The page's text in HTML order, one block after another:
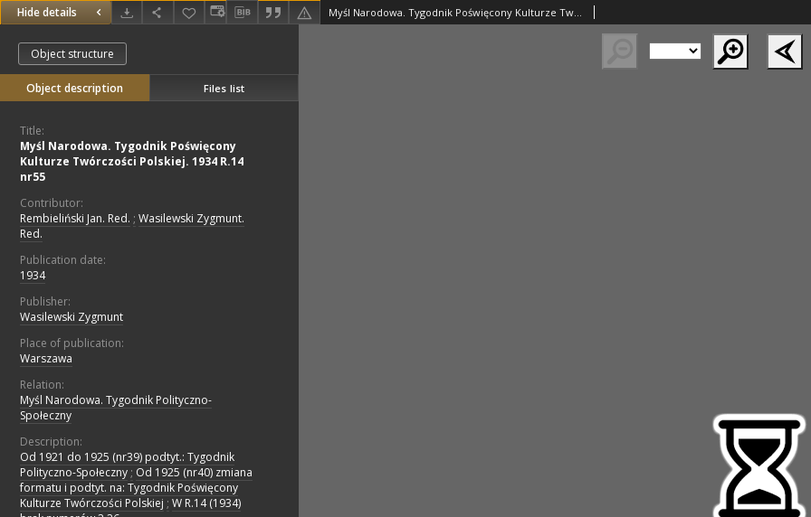
Hide details Myśl Narodowa. Tygodnik Poświęcony Kulturze Twórczości Polskiej. 1934 R.14 nr55
Object structure
Object description Files list
Title:
Myśl Narodowa. Tygodnik Poświęcony
Kulturze Twórczości Polskiej. 1934 R.14
nr55
Contributor:
Rembieliński Jan. Red. ; Wasilewski Zygmunt.
Red.
Publication date:
1934
Publisher:
Wasilewski Zygmunt
Place of publication:
Warszawa
Relation:
Myśl Narodowa. Tygodnik Polityczno-
Społeczny
Description:
Od 1921 do 1925 (nr39) podtyt.: Tygodnik
Polityczno-Społeczny ; Od 1925 (nr40) zmiana
formatu i podtyt. na: Tygodnik Poświęcony
Kulturze Twórczości Polskiej ; W R.14 (1934)